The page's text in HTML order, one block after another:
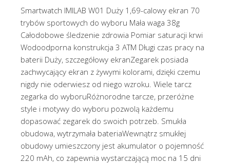
Smartwatch IMILAB W01 Duży 1,69-calowy ekran 70
trybów sportowych do wyboru Mała waga 38g
Całodobowe śledzenie zdrowia Pomiar saturacji krwi
Wodoodporna konstrukcja 3 ATM Długi czas pracy na
baterii Duży, szczegółowy ekranZegarek posiada
zachwycający ekran z żywymi kolorami, dzięki czemu
nigdy nie oderwiesz od niego wzroku. Wiele tarcz
zegarka do wyboruRóżnorodne tarcze, przeróżne
style i motywy do wyboru pozwolą każdemu
dopasować zegarek do swoich potrzeb. Smukła
obudowa, wytrzymała bateriaWewnątrz smukłej
obudowy umieszczony jest akumulator o pojemność
220 mAh, co zapewnia wystarczającą moc na 15 dni